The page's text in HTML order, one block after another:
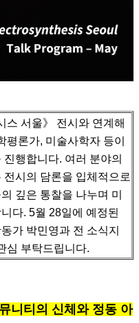
스 서울》 전시와 연계해
론가, 미술사학자 등이
진행합니다. 여러 분야의
시의 담론을 입체적으로
깊은 통찰을 나누며 미
다. 5월 28일에 예정된
가 박민영과 전 소식지
심 부탁드립니다.
니티의 신체와 정동 아